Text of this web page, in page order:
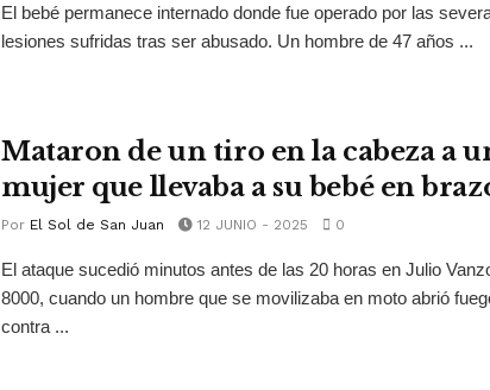
El bebé permanece internado donde fue operado por las
lesiones sufridas tras ser abusado. Un hombre de 47 años ...
Mataron de un tiro en la cabeza a
mujer que llevaba a su bebé en
Por El Sol de San Juan 12 JUNIO - 2025 0
El ataque sucedió minutos antes de las 20 horas en Julio
8000, cuando un hombre que se movilizaba en moto abrió
contra ...